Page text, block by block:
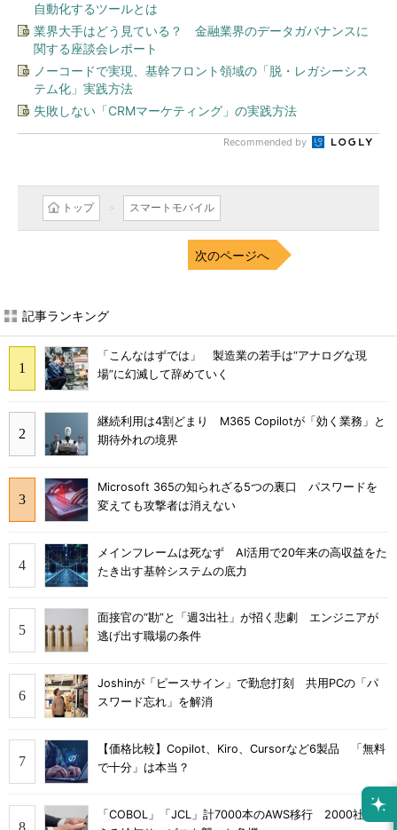
自動化するツールとは
業界大手はどう見ている？ 金融業界のデータガバナンスに
関する座談会レポート
ノーコードで実現、基幹フロント領域の「脱・レガシーシス
テム化」実践方法
失敗しない「CRMマーケティング」の実践方法
Recommended by
トップ スマートモバイル
次のページへ
記事ランキング
「こんなはずでは」 製造業の若手は“アナログな現
場”に幻滅して辞めていく
継続利用は4割どまり M365 Copilotが「効く業務」と
期待外れの境界
Microsoft 365の知られざる5つの裏口 パスワードを
変えても攻撃者は消えない
メインフレームは死なず AI活用で20年来の高収益をた
たき出す基幹システムの底力
面接官の“勘”と「週3出社」が招く悲劇 エンジニアが
逃げ出す職場の条件
Joshinが「ピースサイン」で勤怠打刻 共用PCの「パ
スワード忘れ」を解消
【価格比較】Copilot、Kiro、Cursorなど6製品 「無料
で十分」は本当？
「COBOL」「JCL」計7000本のAWS移行 2000社を支